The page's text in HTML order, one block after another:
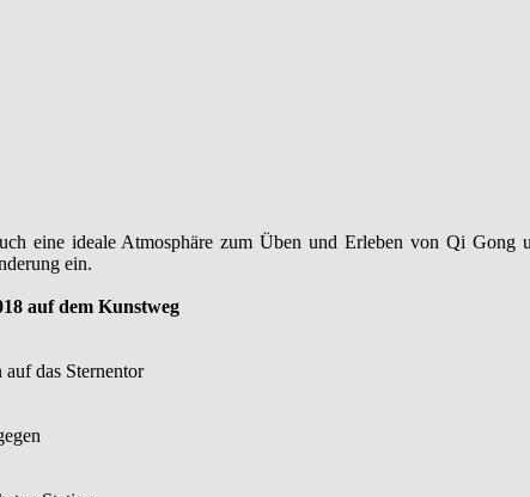
eine ideale Atmosphäre zum Üben und Erleben von Qi
ein.
auf dem Kunstweg
das Sternentor